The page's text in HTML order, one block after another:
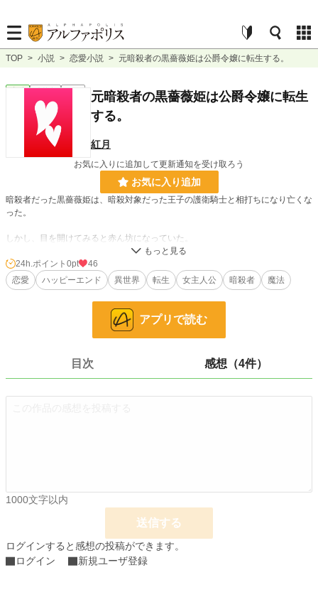
TOP > 小説 > 恋愛小説 > 元暗殺者の黒薔薇姫は公爵令嬢に転生する。
恋愛 連載中 長編
元暗殺者の黒薔薇姫は公爵令嬢に転生
する。
紅月
お気に入りに追加して更新通知を受け取ろう
お気に入り追加
暗殺者だった黒薔薇姫は、暗殺対象だった王子の護衛騎士と相打ちになり亡くな
った。
しかし、目を開けてみると赤ん坊になっていた。
しかも、公爵家の長女ローズ・ウェンディーとして転生していた。
おまけに母親は第二夫人で正妻との仲はあまり良く無い…母ではなく私が…。
…あ、今日も暗殺者が来たわ、面倒だから殺しましょうか。
恋愛 66,377 位 / 66,377 件
24h.ポイント 0 pt
24h.ポイント 0pt
46
恋愛
ハッピーエンド 異世界 転生 女主人公 暗殺者 魔法
アプリで読む
目次 感想（4件）
1000文字以内
送信する
ログインすると感想の投稿ができます。
ログイン
新規ユーザ登録